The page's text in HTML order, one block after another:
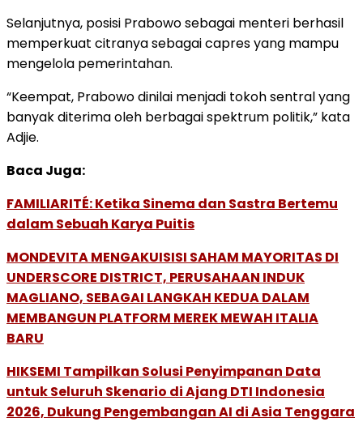
Selanjutnya, posisi Prabowo sebagai menteri berhasil
memperkuat citranya sebagai capres yang mampu
mengelola pemerintahan.
“Keempat, Prabowo dinilai menjadi tokoh sentral yang
banyak diterima oleh berbagai spektrum politik,” kata
Adjie.
Baca Juga:
FAMILIARITÉ: Ketika Sinema dan Sastra Bertemu
dalam Sebuah Karya Puitis
MONDEVITA MENGAKUISISI SAHAM MAYORITAS DI
UNDERSCORE DISTRICT, PERUSAHAAN INDUK
MAGLIANO, SEBAGAI LANGKAH KEDUA DALAM
MEMBANGUN PLATFORM MEREK MEWAH ITALIA
BARU
HIKSEMI Tampilkan Solusi Penyimpanan Data
untuk Seluruh Skenario di Ajang DTI Indonesia
2026, Dukung Pengembangan AI di Asia Tenggara